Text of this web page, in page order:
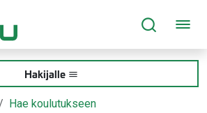
Hakijalle
Hae koulutukseen